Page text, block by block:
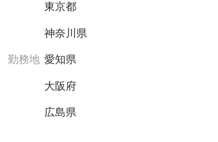
勤務地
東京都
神奈川県
愛知県
大阪府
広島県